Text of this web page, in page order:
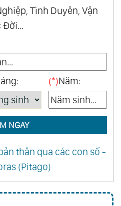
Tình Duyên, Vận
Đời...
(*)Năm:
NGAY
thân qua các con số -
(Pitago)